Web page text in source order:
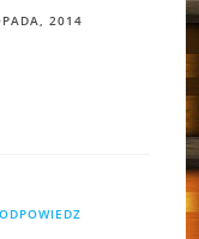
2014
ODPOWIEDZ